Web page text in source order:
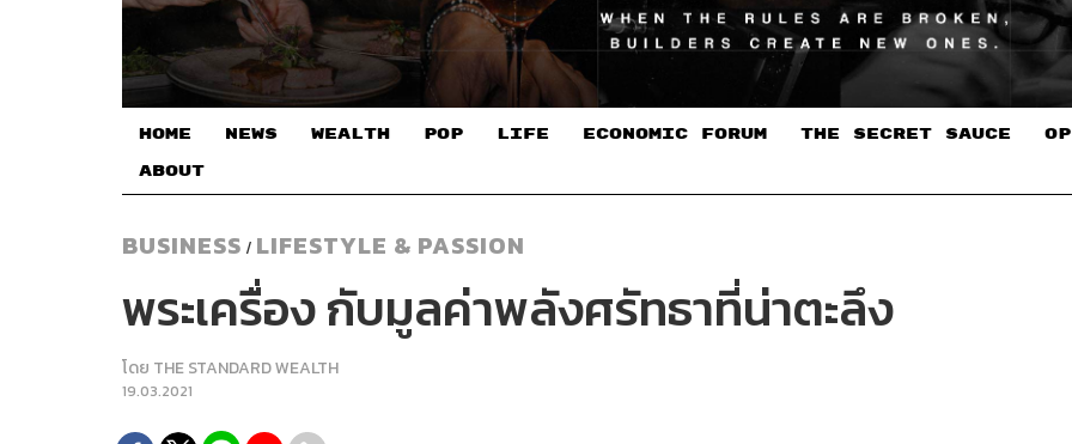
HOME NEWS WEALTH POP LIFE ECONOMIC FORUM THE SECRET SAUCE​
ABOUT
BUSINESS / LIFESTYLE & PASSION
พระเครื่อง กับมูลค่าพลังศรัทธาที่น่าตะลึง
โดย THE STANDARD WEALTH
19.03.2021